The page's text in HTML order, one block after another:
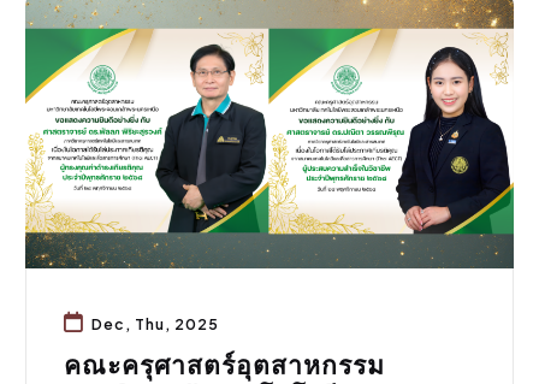
ข่าวประชาสัมพันธ์,ประชาสัมพันธ์
Dec, Thu, 2025
คณะครุศาสตร์อุตสาหกรรม